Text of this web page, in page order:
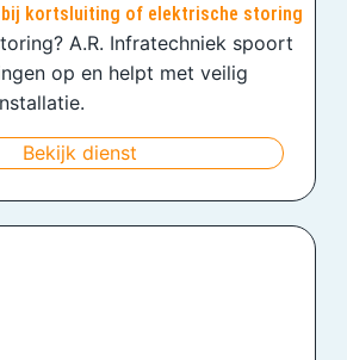
bij kortsluiting of elektrische storing
A.R. Infratechniek spoort
op en helpt met veilig
Bekijk dienst